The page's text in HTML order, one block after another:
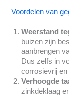
Voordelen van
Weerstand
buizen zijn
aanbrengen
Dus zelfs in
corrosievrij en
Verhoogde
zinkdeklaag